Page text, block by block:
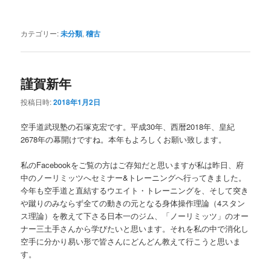
カテゴリー:未分類,稽古
謹賀新年
投稿日時:2018年1月2日
空手道武現塾の石塚克宏です。平成30年、西暦2018年、皇紀
2678年の幕開けですね。本年もよろしくお願い致します。
私のFacebookをご覧の方はご存知だと思いますが私は昨日、府
中のノーリミッツへセミナー&トレーニングへ行ってきました。
今年も空手道と直結するウエイト・トレーニングを、そして突き
や蹴りのみならず全ての動きの元となる身体操作理論（4スタン
ス理論）を教えて下さる日本一のジム、「ノーリミッツ」のオー
ナー三土手さんから学びたいと思います。それを私の中で消化し
空手に分かり易い形で皆さんにどんどん教えて行こうと思いま
す。